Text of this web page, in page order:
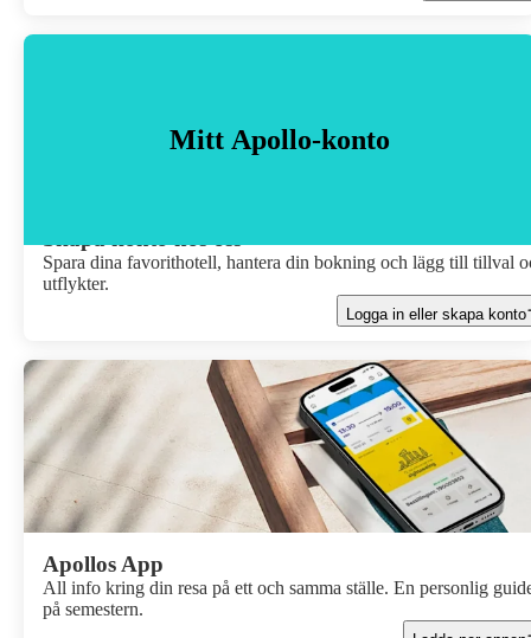
Mitt Apollo-konto
Skapa konto hos oss
Spara dina favorithotell, hantera din bokning och lägg till tillval
utflykter.
Logga in eller skapa konto
Apollos App
All info kring din resa på ett och samma ställe. En personlig
på semestern.